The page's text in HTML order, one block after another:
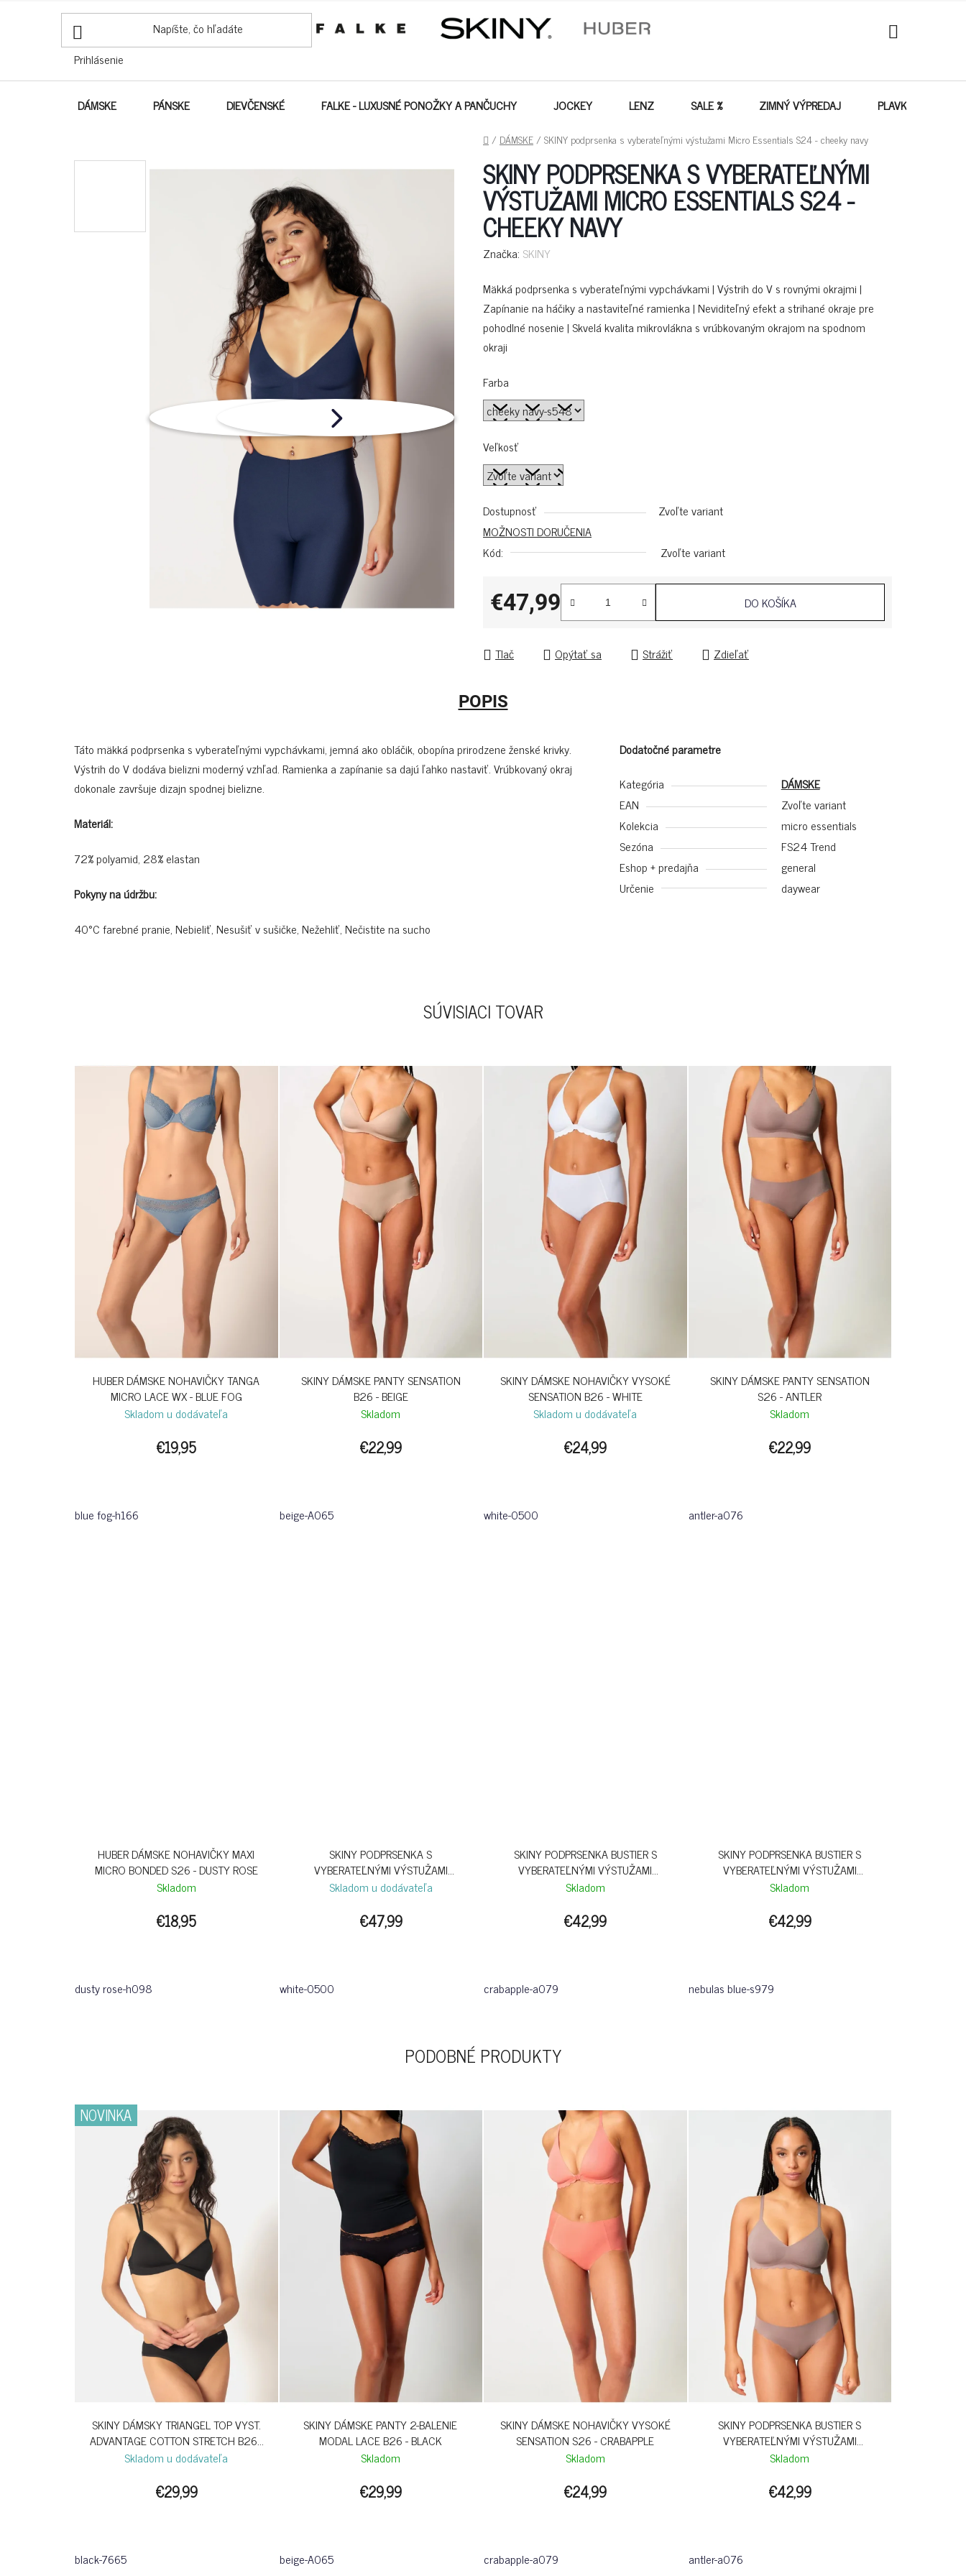
NÁKUPNÝ
KOŠÍK
Prihlásenie
DÁMSKE PÁNSKE DIEVČENSKÉ FALKE - LUXUSNÉ PONOŽKY A PANČUCHY JOCKEY LENZ SALE % ZIMNÝ VÝPREDAJ PLAVKY -
DOMOV
/ DÁMSKE/ SKINY podprsenka s vyberateľnými výstužami Micro Essentials S24 - cheeky navy
SKINY PODPRSENKA S VYBERATEĽNÝMI
VÝSTUŽAMI MICRO ESSENTIALS S24 -
CHEEKY NAVY
Značka: SKINY
Mäkká podprsenka s vyberateľnými vypchávkami | Výstrih do V s rovnými okrajmi |
Zapínanie na háčiky a nastaviteľné ramienka | Neviditeľný efekt a strihané okraje pre
pohodlné nosenie | Skvelá kvalita mikrovlákna s vrúbkovaným okrajom na spodnom
okraji
Farba
Veľkosť
Dostupnosť
Zvoľte variant
MOŽNOSTI DORUČENIA
Kód:
Zvoľte variant
€47,99
Jednotková cena:
DO KOŠÍKA
Tlač Opýtať sa Strážiť Zdieľať
POPIS
Táto mäkká podprsenka s vyberateľnými vypchávkami, jemná ako obláčik, obopína prirodzene ženské krivky.
Výstrih do V dodáva bielizni moderný vzhľad. Ramienka a zapínanie sa dajú ľahko nastaviť. Vrúbkovaný okraj
dokonale završuje dizajn spodnej bielizne.
Materiál:
72% polyamid, 28% elastan
Pokyny na údržbu:
40°C farebné pranie, Nebieliť, Nesušiť v sušičke, Nežehliť, Nečistite na sucho
Dodatočné parametre
Kategória
DÁMSKE
EAN
Zvoľte variant
Kolekcia
micro essentials
Sezóna
FS24 Trend
Eshop + predajňa
general
Určenie
daywear
SÚVISIACI TOVAR
HUBER DÁMSKE NOHAVIČKY TANGA
MICRO LACE WX - BLUE FOG
Skladom u dodávateľa
€19,95
blue fog-h166
SKINY DÁMSKE PANTY SENSATION
B26 - BEIGE
Skladom
€22,99
beige-A065
SKINY DÁMSKE NOHAVIČKY VYSOKÉ
SENSATION B26 - WHITE
Skladom u dodávateľa
€24,99
white-0500
SKINY DÁMSKE PANTY SENSATION
S26 - ANTLER
Skladom
€22,99
antler-a076
HUBER DÁMSKE NOHAVIČKY MAXI
MICRO BONDED S26 - DUSTY ROSE
Skladom
€18,95
dusty rose-h098
SKINY PODPRSENKA S
VYBERATEĽNÝMI VÝSTUŽAMI
SENSATION B26 - WHITE
Skladom u dodávateľa
€47,99
white-0500
SKINY PODPRSENKA BUSTIER S
VYBERATEĽNÝMI VÝSTUŽAMI
SENSATION S26 - CRABAPPLE
Skladom
€42,99
crabapple-a079
SKINY PODPRSENKA BUSTIER S
VYBERATEĽNÝMI VÝSTUŽAMI
SENSATION S26 - NEBULAS BLUE
Skladom
€42,99
nebulas blue-s979
PODOBNÉ PRODUKTY
NOVINKA
SKINY DÁMSKY TRIANGEL TOP VYST.
ADVANTAGE COTTON STRETCH B26 -
BLACK
Skladom u dodávateľa
€29,99
black-7665
SKINY DÁMSKE PANTY 2-BALENIE
MODAL LACE B26 - BLACK
Skladom
€29,99
beige-A065
SKINY DÁMSKE NOHAVIČKY VYSOKÉ
SENSATION S26 - CRABAPPLE
Skladom
€24,99
crabapple-a079
SKINY PODPRSENKA BUSTIER S
VYBERATEĽNÝMI VÝSTUŽAMI
SENSATION S26 - ANTLER
Skladom
€42,99
antler-a076